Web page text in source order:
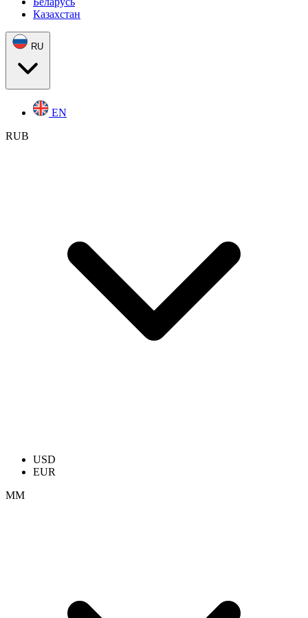
Казахстан
RU
EN
RUB
USD
EUR
ММ